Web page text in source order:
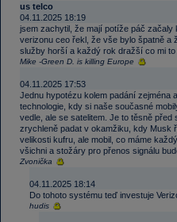
us telco
04.11.2025 18:19
jsem zachytil, že mají potíže páč
verizonu ceo řekl, že vše bylo špatně
služby horší a každý rok dražší co mi
Mike -Green D. is killing Europe
04.11.2025 17:53
Jednu hypotézu kolem padání zejména
technologie, kdy si naše současné
vedle, ale se satelitem. Je to těsně před
zrychleně padat v okamžiku, kdy Musk
velikosti kufru, ale mobil, co máme
všichni a stožáry pro přenos signálu
Zvonička
04.11.2025 18:14
Do tohoto systému teď investuje
hudis